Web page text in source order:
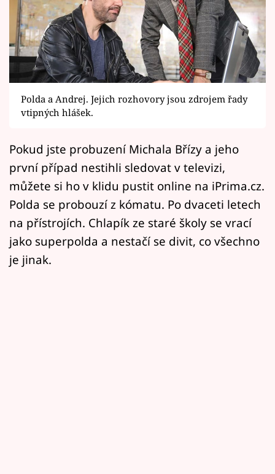
Horoskopy
Sledujte prima+
Filmový festival Karlovy Vary
Pořady
Mámy sobě
Přihlášení
Sledujte nás
Polda a Andrej. Jejich rozhovory jsou zdrojem řady
vtipných hlášek.
Pokud jste probuzení Michala Břízy a jeho
první případ nestihli sledovat v televizi,
můžete si ho v klidu pustit online na iPrima.cz.
Polda se probouzí z kómatu. Po dvaceti letech
na přístrojích. Chlapík ze staré školy se vrací
jako superpolda a nestačí se divit, co všechno
je jinak.